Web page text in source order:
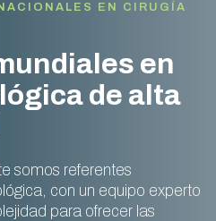
EN CIRUGÍA
en
de alta
somos referentes
con un equipo experto
para ofrecer las